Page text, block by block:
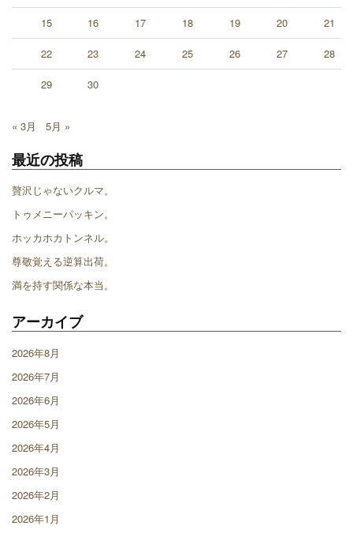
15 16 17 18 19 20 21
22 23 24 25 26 27 28
29 30
« 3月 5月 »
最近の投稿
贅沢じゃないクルマ。
トゥメニーパッキン。
ホッカホカトンネル。
尊敬覚える逆算出荷。
満を持す関係な本当。
アーカイブ
2026年8月
2026年7月
2026年6月
2026年5月
2026年4月
2026年3月
2026年2月
2026年1月